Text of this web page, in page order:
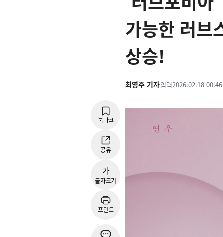
가능한 러브
상승!
최영주 기자입력2026.02.18 00:46
북마크
공유
가
글자크기
프린트